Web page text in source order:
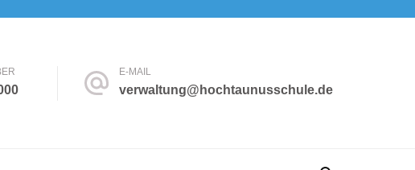
E-MAIL
verwaltung@hochtaunusschule.de